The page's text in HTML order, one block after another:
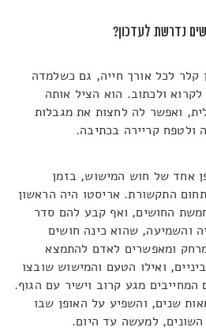
נדרשת לעדכון?
לכל אורך חייה, גם כשלמדה
ולכתוב. הוא הציל אותה
ואפשר לה לחצות את מגבלות
ולטפח קריירה בכתיבה.
אחד של חוש המישוש, בזמן
התקשורת. אריסטו היה הראשון
החושים, ואף קבע להם סדר
והשמיעה, שהוא כינה חושים
ומאפשרים לאדם להתמצא
ואילו הטעם והמישוש שובצו
המחייבים מגע קרוב וישיר עם הגוף.
שנים, והשפיע על האופן שבו
למעשה עד היום.